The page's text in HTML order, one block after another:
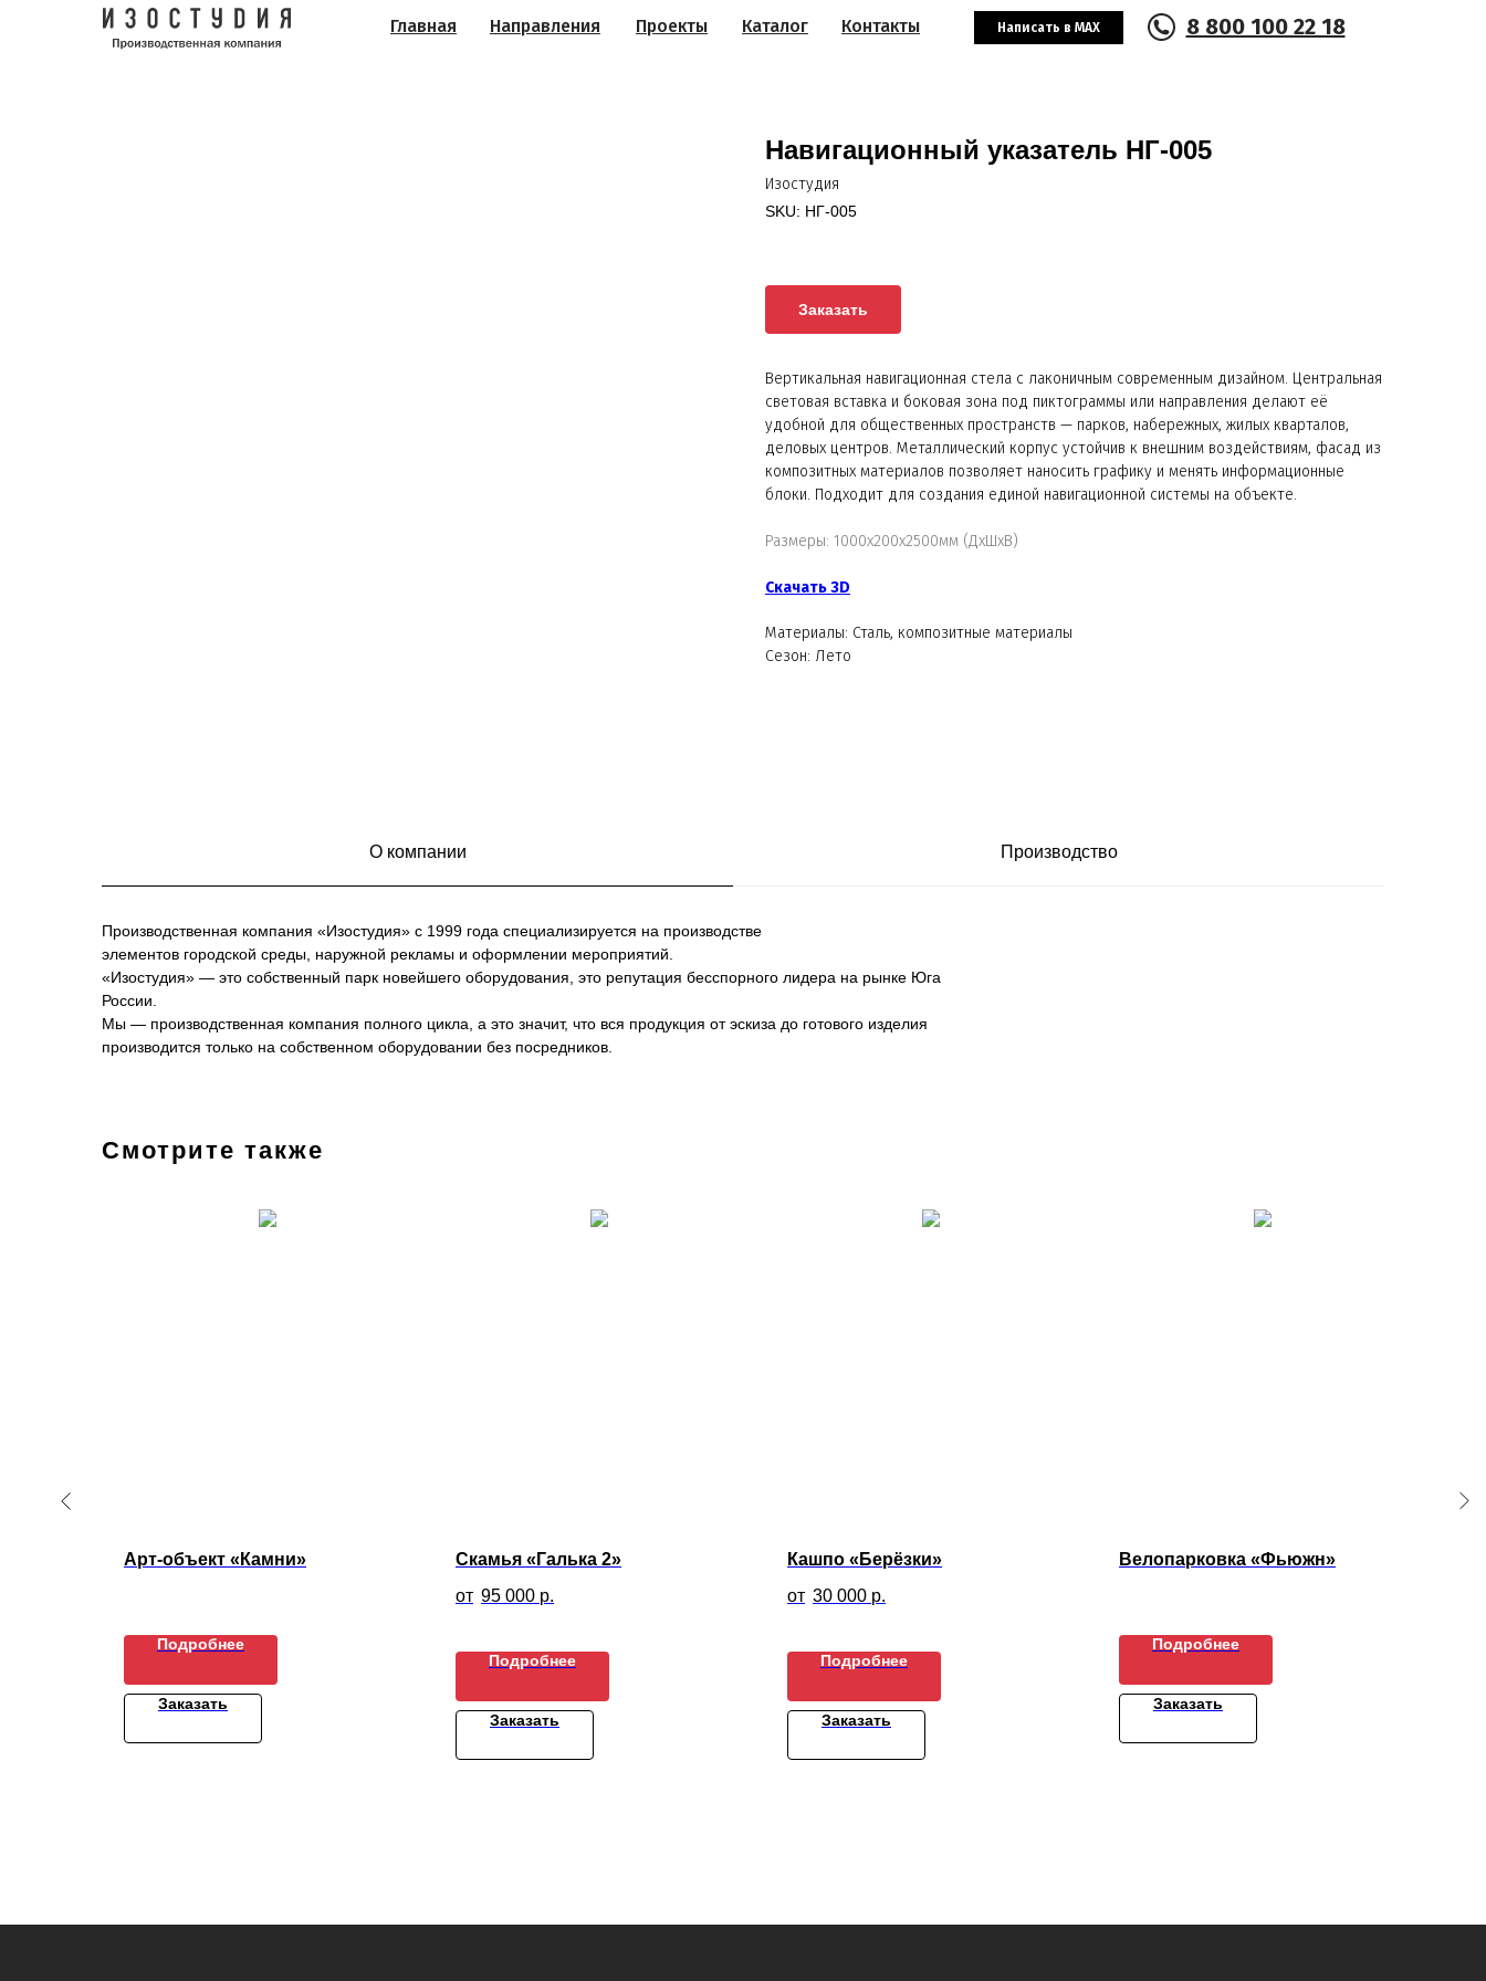
Главная Направления Контакты
Каталог 8 800 100 22 18
Проекты Написать в MAX
Навигационный указатель НГ-005
Изостудия
SKU: НГ-005
Заказать
Вертикальная навигационная стела с лаконичным современным дизайном. Центральная
световая вставка и боковая зона под пиктограммы или направления делают её
удобной для общественных пространств — парков, набережных, жилых кварталов,
деловых центров. Металлический корпус устойчив к внешним воздействиям, фасад из
композитных материалов позволяет наносить графику и менять информационные
блоки. Подходит для создания единой навигационной системы на объекте.
Размеры: 1000х200х2500мм (ДхШхВ)
Скачать 3D
Материалы: Сталь, композитные материалы
Сезон: Лето
О компании Производство
Производственная компания «Изостудия» с 1999 года специализируется на производстве
элементов городской среды, наружной рекламы и оформлении мероприятий.
«Изостудия» — это собственный парк новейшего оборудования, это репутация бесспорного лидера на рынке Юга
России.
Мы — производственная компания полного цикла, а это значит, что вся продукция от эскиза до готового изделия
производится только на собственном оборудовании без посредников.
Смотрите также
Арт-объект «Камни»
Подробнее
Заказать
Скамья «Галька 2»
95 000 р.
Подробнее
Заказать
Кашпо «Берёзки»
30 000 р.
Подробнее
Заказать
Велопарковка «Фьюжн»
Подробнее
Заказать